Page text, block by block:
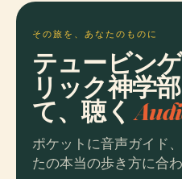
その旅を、あなたのものに
テュービン
リック神学
て、聴く
ポケットに音声ガイド
たの本当の歩き方に合